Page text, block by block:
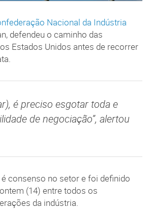
Nacional da Indústria
defendeu o caminho das
Estados Unidos antes de recorrer
é preciso esgotar toda e
de negociação”, alertou
consenso no setor e foi definido
(14) entre todos os
da indústria.